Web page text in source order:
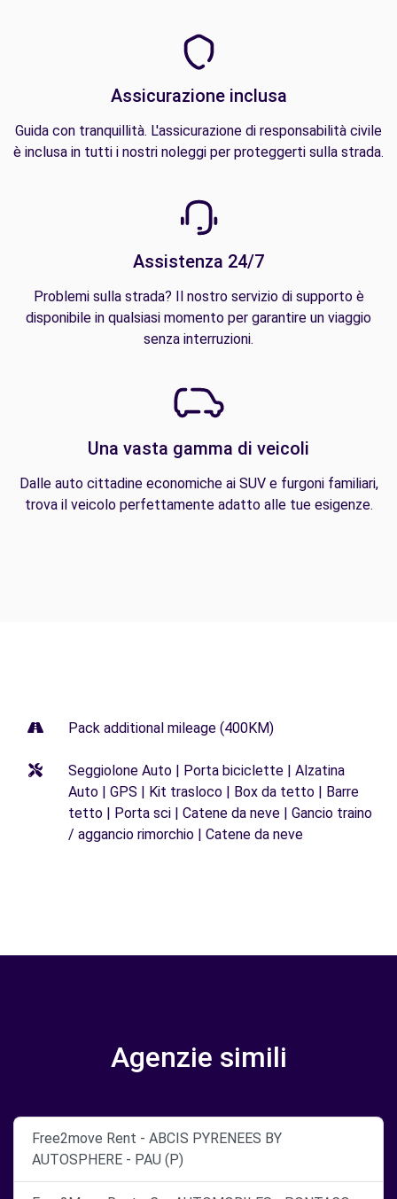
Assicurazione inclusa
Guida con tranquillità. L'assicurazione di responsabilità civile
è inclusa in tutti i nostri noleggi per proteggerti sulla strada.
Assistenza 24/7
Problemi sulla strada? Il nostro servizio di supporto è
disponibile in qualsiasi momento per garantire un viaggio
senza interruzioni.
Una vasta gamma di veicoli
Dalle auto cittadine economiche ai SUV e furgoni familiari,
trova il veicolo perfettamente adatto alle tue esigenze.
Pack additional mileage (400KM)
Seggiolone Auto | Porta biciclette | Alzatina
Auto | GPS | Kit trasloco | Box da tetto | Barre
tetto | Porta sci | Catene da neve | Gancio traino
/ aggancio rimorchio | Catene da neve
Agenzie simili
Free2move Rent - ABCIS PYRENEES BY
AUTOSPHERE - PAU (P)